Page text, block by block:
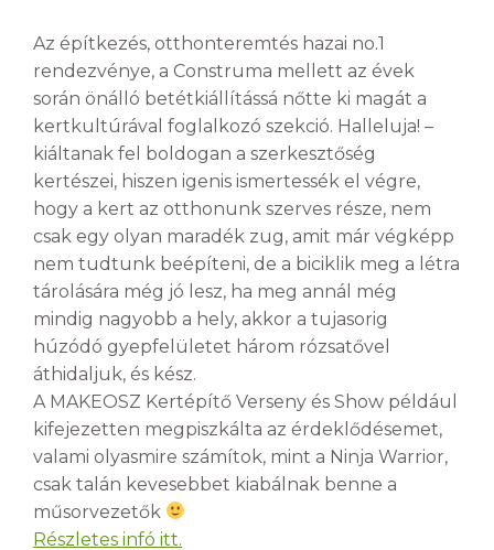
Az építkezés, otthonteremtés hazai no.1
rendezvénye, a Construma mellett az évek
során önálló betétkiállítássá nőtte ki magát a
kertkultúrával foglalkozó szekció. Halleluja! –
kiáltanak fel boldogan a szerkesztőség
kertészei, hiszen igenis ismertessék el végre,
hogy a kert az otthonunk szerves része, nem
csak egy olyan maradék zug, amit már végképp
nem tudtunk beépíteni, de a biciklik meg a létra
tárolására még jó lesz, ha meg annál még
mindig nagyobb a hely, akkor a tujasorig
húzódó gyepfelületet három rózsatővel
áthidaljuk, és kész.
A MAKEOSZ Kertépítő Verseny és Show például
kifejezetten megpiszkálta az érdeklődésemet,
valami olyasmire számítok, mint a Ninja Warrior,
csak talán kevesebbet kiabálnak benne a
műsorvezetők
Részletes infó itt.